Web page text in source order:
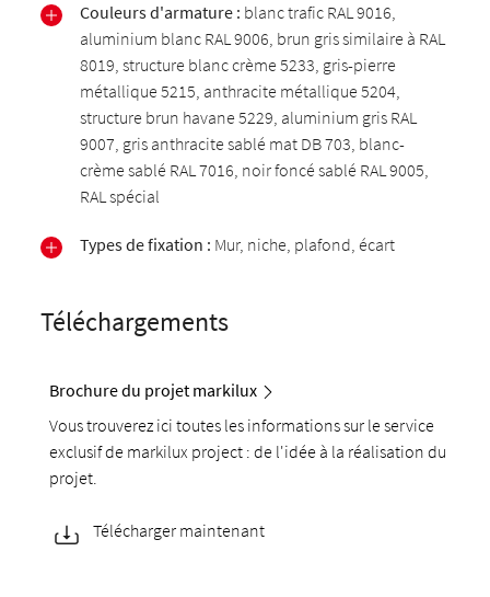
Couleurs d'armature : blanc trafic RAL 9016,
aluminium blanc RAL 9006, brun gris similaire à RAL
8019, structure blanc crème 5233, gris-pierre
métallique 5215, anthracite métallique 5204,
structure brun havane 5229, aluminium gris RAL
9007, gris anthracite sablé mat DB 703, blanc-
crème sablé RAL 7016, noir foncé sablé RAL 9005,
RAL spécial
Types de fixation : Mur, niche, plafond, écart
Téléchargements
Brochure du projet markilux
Vous trouverez ici toutes les informations sur le service
exclusif de markilux project : de l'idée à la réalisation du
projet.
Télécharger maintenant